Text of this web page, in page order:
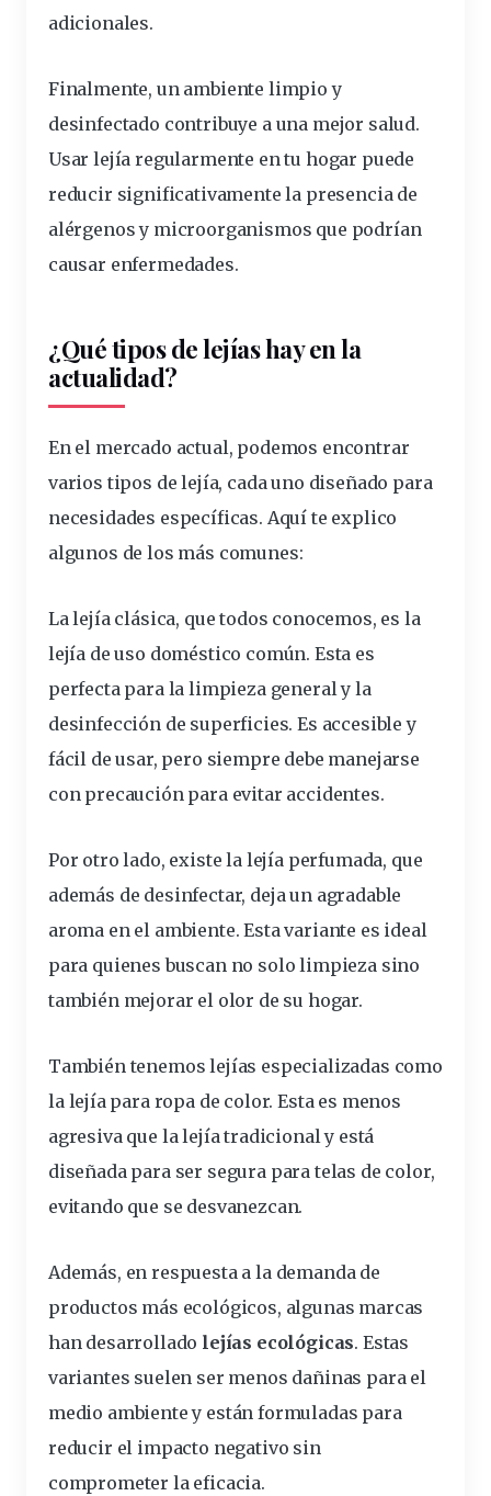
adicionales.
Finalmente, un ambiente limpio y
desinfectado contribuye a una mejor salud.
Usar lejía regularmente en tu hogar puede
reducir significativamente la presencia de
alérgenos y microorganismos que podrían
causar enfermedades.
¿Qué tipos de lejías hay en la
actualidad?
En el mercado actual, podemos encontrar
varios tipos de lejía, cada uno diseñado para
necesidades específicas. Aquí te explico
algunos de los más comunes:
La lejía clásica, que todos conocemos, es la
lejía de uso doméstico común. Esta es
perfecta para la limpieza general y la
desinfección de superficies. Es accesible y
fácil de usar, pero siempre debe manejarse
con precaución para evitar accidentes.
Por otro lado, existe la lejía perfumada, que
además de desinfectar, deja un agradable
aroma en el ambiente. Esta variante es ideal
para quienes buscan no solo limpieza sino
también mejorar el olor de su hogar.
También tenemos lejías especializadas como
la lejía para ropa de color. Esta es menos
agresiva que la lejía tradicional y está
diseñada para ser segura para telas de color,
evitando que se desvanezcan.
Además, en respuesta a la demanda de
productos más ecológicos, algunas marcas
han desarrollado lejías ecológicas. Estas
variantes suelen ser menos dañinas para el
medio ambiente y están formuladas para
reducir el impacto negativo sin
comprometer la eficacia.